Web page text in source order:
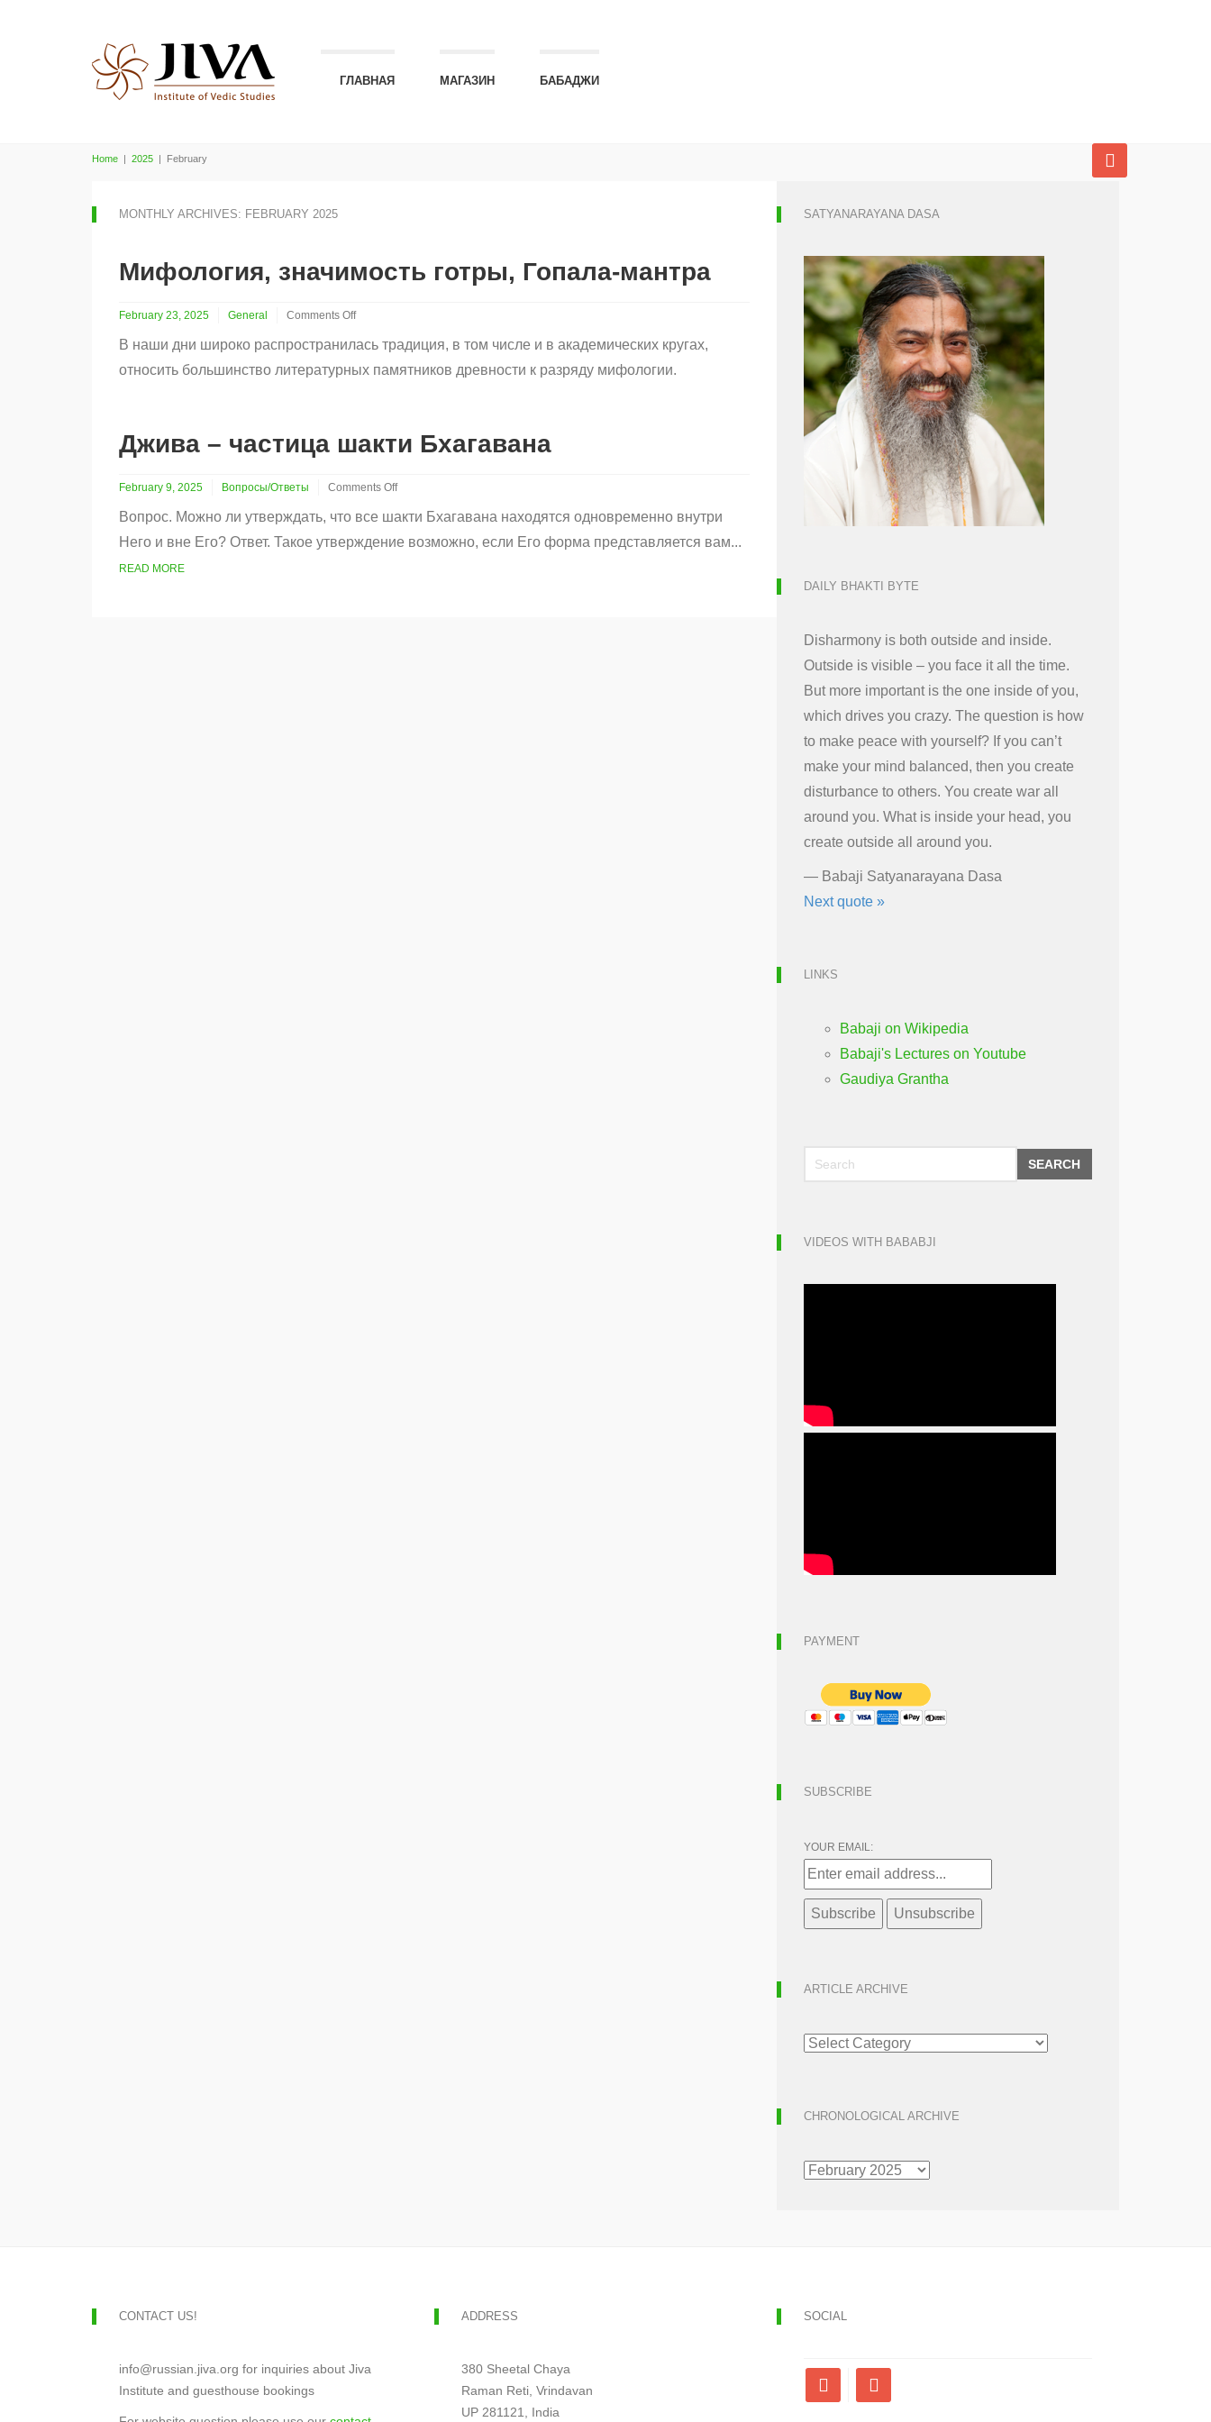
ГЛАВНАЯ МАГАЗИН БАБАДЖИ
Home | 2025 | February
MONTHLY ARCHIVES: FEBRUARY 2025
Мифология, значимость готры, Гопала-мантра
February 23, 2025 General
Comments Off
Мифология,
готры,
В наши дни широко распространилась традиция, в том числе и в академических кругах,
относить большинство литературных памятников древности к разряду мифологии.
Джива – частица шакти Бхагавана
February 9, 2025 Вопросы/Ответы
Comments Off
Джива
частица
Вопрос. Можно ли утверждать, что все шакти Бхагавана находятся одновременно внутри
Него и вне Его? Ответ. Такое утверждение возможно, если Его форма представляется вам...
READ MORE
SATYANARAYANA DASA
DAILY BHAKTI BYTE
Disharmony is both outside and inside.
Outside is visible – you face it all the time.
But more important is the one inside of you,
which drives you crazy. The question is how
to make peace with yourself? If you can’t
make your mind balanced, then you create
disturbance to others. You create war all
around you. What is inside your head, you
create outside all around you.
— Babaji Satyanarayana Dasa
Next quote »
LINKS
Babaji on Wikipedia
Babaji's Lectures on Youtube
Gaudiya Grantha
SEARCH
VIDEOS WITH BABABJI
PAYMENT
SUBSCRIBE
YOUR EMAIL:
ARTICLE ARCHIVE
ARTICLE
ARCHIVE
CHRONOLOGICAL ARCHIVE
CHRONOLOGICAL
ARCHIVE
CONTACT US!
info@russian.jiva.org for inquiries about Jiva
Institute and guesthouse bookings
ADDRESS
380 Sheetal Chaya
Raman Reti, Vrindavan
UP 281121, India
SOCIAL